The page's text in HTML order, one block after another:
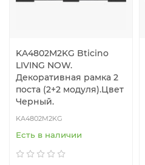
KA4802M2KG Bticino
LIVING NOW.
Декоративная рамка 2
поста (2+2 модуля).Цвет
Черный.
KA4802M2KG
Есть в наличии